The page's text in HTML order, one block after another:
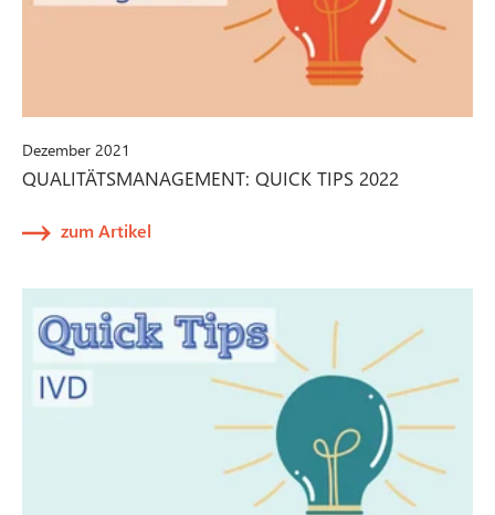
Dezember 2021
QUALITÄTSMANAGEMENT: QUICK TIPS 2022
zum Artikel